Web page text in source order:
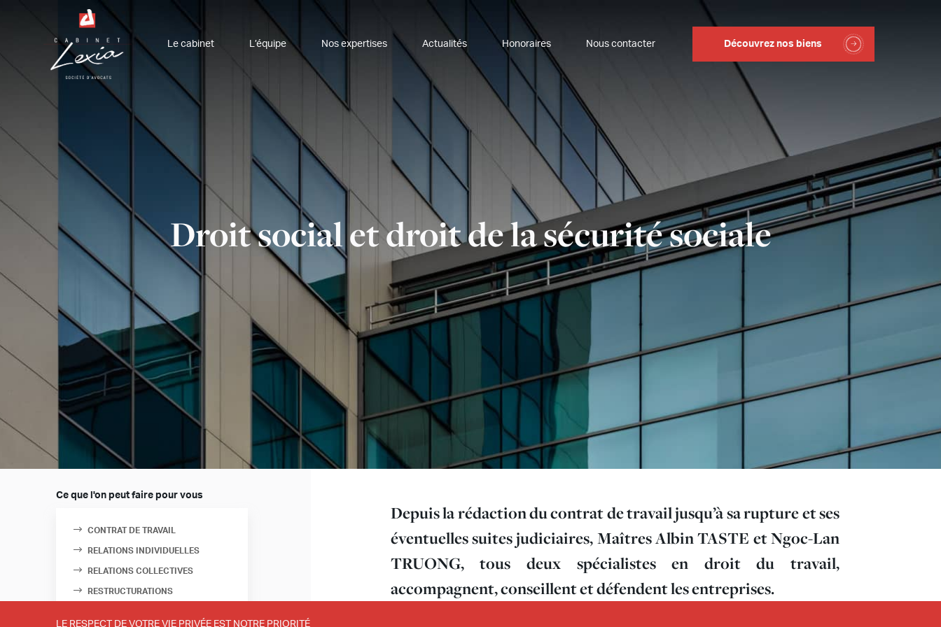
Le cabinet L’équipe Nos expertises Actualités Honoraires Nous contacter Découvrez nos biens
Droit social et droit de la sécurité sociale
Ce que l'on peut faire pour vous
CONTRAT DE TRAVAIL
RELATIONS INDIVIDUELLES
RELATIONS COLLECTIVES
RESTRUCTURATIONS
Depuis la rédaction du contrat de travail jusqu’à sa rupture et ses
éventuelles suites judiciaires, Maîtres Albin TASTE et Ngoc-Lan
TRUONG, tous deux spécialistes en droit du travail,
accompagnent, conseillent et défendent les entreprises.
LE RESPECT DE VOTRE VIE PRIVÉE EST NOTRE PRIORITÉ